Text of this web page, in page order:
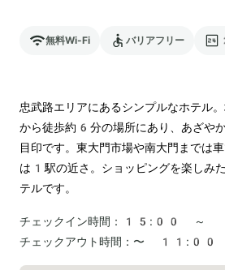
無料Wi-Fi バリアフリー
忠武路エリアにあるシンプルなホテル
から徒歩約6分の場所にあり、あざや
目印です。東大門市場や南大門までは
は1駅の近さ。ショッピングを楽しみ
テルです。
チェックイン時間：
15:00 ～
チェックアウト時間： 〜 11:00